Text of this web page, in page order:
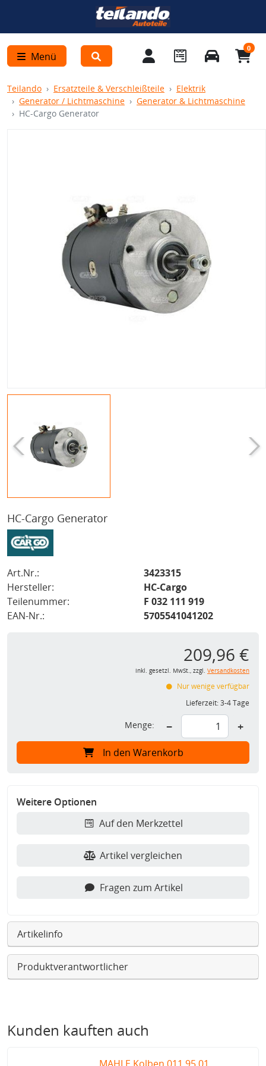
Menü
0
Teilando Ersatzteile & Verschleißteile
Elektrik
Generator / Lichtmaschine
Generator & Lichtmaschine
HC-Cargo Generator
HC-Cargo Generator
Art.Nr.:
3423315
Hersteller:
HC-Cargo
Teilenummer:
F 032 111 919
EAN-Nr.:
5705541041202
209,96 €
inkl. gesetzl. MwSt., zzgl. Versandkosten
Nur wenige verfügbar
Lieferzeit:3-4 Tage
Menge: − +
In den Warenkorb
Weitere Optionen
Auf den Merkzettel
Artikel vergleichen
Fragen zum Artikel
Artikelinfo
Produktverantwortlicher
Kunden kauften auch